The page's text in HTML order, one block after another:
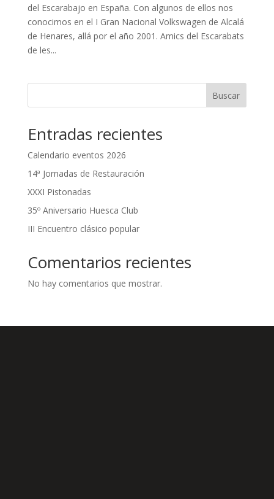
del Escarabajo en España. Con algunos de ellos nos
conocimos en el I Gran Nacional Volkswagen de Alcalá
de Henares, allá por el año 2001. Amics del Escarabats
de les...
Buscar
Entradas recientes
Calendario eventos 2026
14ª Jornadas de Restauración
XXXI Pistonadas
35º Aniversario Huesca Club
III Encuentro clásico popular
Comentarios recientes
No hay comentarios que mostrar.